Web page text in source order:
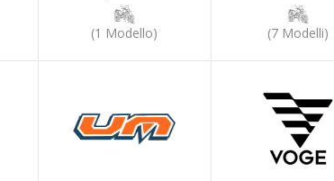
(1 Modello) (7 Modelli)